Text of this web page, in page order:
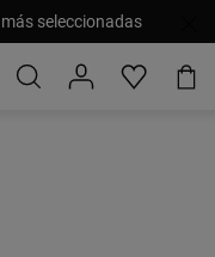
seleccionadas